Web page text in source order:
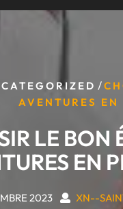
/
AVENTURES
LE BON
EN
2023 XN--